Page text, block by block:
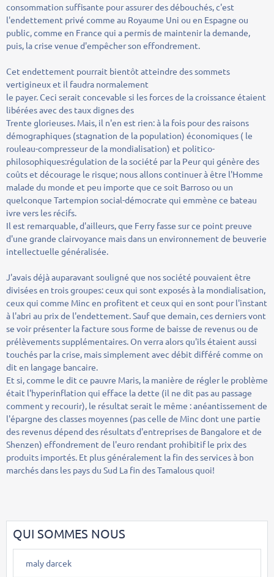
consommation suffisante pour assurer des débouchés, c'est
l'endettement privé comme au Royaume Uni ou en Espagne ou
public, comme en France qui a permis de maintenir la demande,
puis, la crise venue d'empêcher son effondrement.
Cet endettement pourrait bientôt atteindre des sommets
vertigineux et il faudra normalement
le payer. Ceci serait concevable si les forces de la croissance étaient
libérées avec des taux dignes des
Trente glorieuses. Mais, il n'en est rien: à la fois pour des raisons
démographiques (stagnation de la population) économiques ( le
rouleau-compresseur de la mondialisation) et politico-
philosophiques:régulation de la société par la Peur qui génère des
coûts et décourage le risque; nous allons continuer à être l'Homme
malade du monde et peu importe que ce soit Barroso ou un
quelconque Tartempion social-démocrate qui emmène ce bateau
ivre vers les récifs.
Il est remarquable, d'ailleurs, que Ferry fasse sur ce point preuve
d'une grande clairvoyance mais dans un environnement de beuverie
intellectuelle généralisée.
J'avais déjà auparavant souligné que nos société pouvaient être
divisées en trois groupes: ceux qui sont exposés à la mondialisation,
ceux qui comme Minc en profitent et ceux qui en sont pour l'instant
à l'abri au prix de l'endettement. Sauf que demain, ces derniers vont
se voir présenter la facture sous forme de baisse de revenus ou de
prélèvements supplémentaires. On verra alors qu'ils étaient aussi
touchés par la crise, mais simplement avec débit différé comme on
dit en langage bancaire.
Et si, comme le dit ce pauvre Maris, la manière de régler le problème
était l'hyperinflation qui efface la dette (il ne dit pas au passage
comment y recourir), le résultat serait le même : anéantissement de
l'épargne des classes moyennes (pas celle de Minc dont une partie
des revenus dépend des résultats d'entreprises de Bangalore et de
Shenzen) effondrement de l'euro rendant prohibitif le prix des
produits importés. Et plus généralement la fin des services à bon
marchés dans les pays du Sud La fin des Tamalous quoi!
QUI SOMMES NOUS
maly darcek